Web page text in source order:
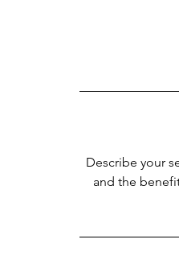
Describe your
and the